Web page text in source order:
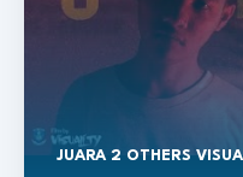
JUARA 2 OTHERS